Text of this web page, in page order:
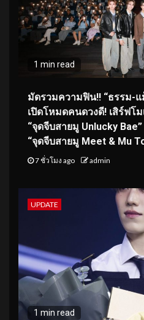
1 min read
มัดรวมความฟิน!! “ธรรม-
เปิดโหมดคนดวงดี! เสิร์ฟโ
“จุดจีบสายมู Unlucky
“จุดจีบสายมู Meet & Mu
7 ชั่วโมง ago admin
UPDATE
1 min read